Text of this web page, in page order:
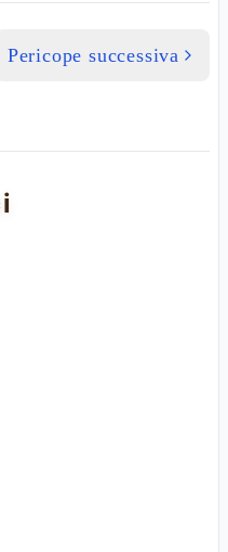
Pericope successiva